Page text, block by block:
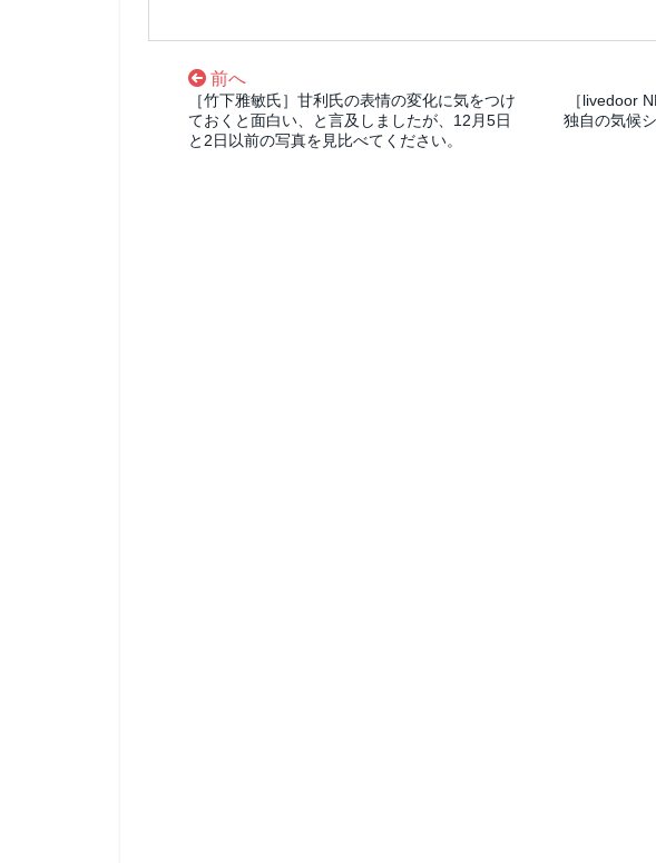
前へ
［竹下雅敏氏］甘利氏の表情の変化に気をつけ
ておくと面白い、と言及しましたが、12月5日
と2日以前の写真を見比べてください。
［livedoor
独自の気候